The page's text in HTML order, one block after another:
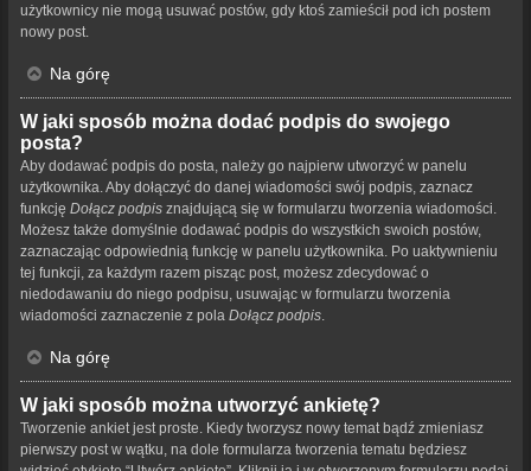
użytkownicy nie mogą usuwać postów, gdy ktoś zamieścił pod ich postem
nowy post.
Na górę
W jaki sposób można dodać podpis do swojego
posta?
Aby dodawać podpis do posta, należy go najpierw utworzyć w panelu
użytkownika. Aby dołączyć do danej wiadomości swój podpis, zaznacz
funkcję Dołącz podpis znajdującą się w formularzu tworzenia wiadomości.
Możesz także domyślnie dodawać podpis do wszystkich swoich postów,
zaznaczając odpowiednią funkcję w panelu użytkownika. Po uaktywnieniu
tej funkcji, za każdym razem pisząc post, możesz zdecydować o
niedodawaniu do niego podpisu, usuwając w formularzu tworzenia
wiadomości zaznaczenie z pola Dołącz podpis
Na górę
W jaki sposób można utworzyć ankietę?
Tworzenie ankiet jest proste. Kiedy tworzysz nowy temat bądź zmieniasz
pierwszy post w wątku, na dole formularza tworzenia tematu będziesz